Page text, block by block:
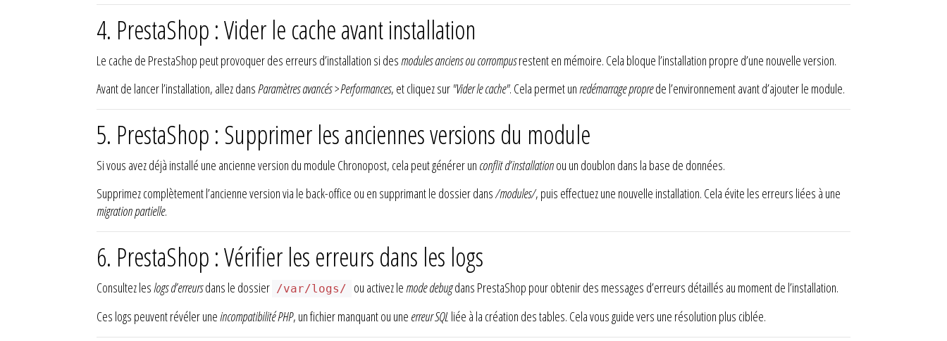
4. PrestaShop : Vider le cache avant installation
Le cache de PrestaShop peut provoquer des erreurs d’installation si desmodules anciens ou corrompusrestent en mémoire. Cela bloque l’installation propre d’une nouvelle version.
Avant de lancer l’installation, allez dansParamètres avancés > Performances, et cliquez sur "Vider le cache". Cela permet unredémarrage proprede l’environnement avant d’ajouter le module.
5. PrestaShop : Supprimer les anciennes versions du module
Si vous avez déjà installé une ancienne version du module Chronopost, cela peut générer un conflit d’installationou un doublon dans la base de données.
Supprimez complètement l’ancienne version via le back-office ou en supprimant le dossier dans/modules/, puis effectuez une nouvelle installation. Cela évite les erreurs liées à une
migration partielle.
6. PrestaShop : Vérifier les erreurs dans les logs
Consultez leslogs d’erreursdans le dossier /var/logs/ ou activez lemode debugdans PrestaShop pour obtenir des messages d’erreurs détaillés au moment de l’installation.
Ces logs peuvent révéler uneincompatibilité PHP, un fichier manquant ou une erreur SQL liée à la création des tables. Cela vous guide vers une résolution plus ciblée.